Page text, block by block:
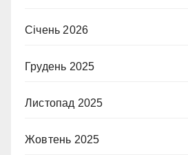
Січень 2026
Грудень 2025
Листопад 2025
Жовтень 2025